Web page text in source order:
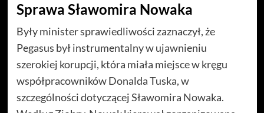
Sprawa Sławomira Nowaka
Były minister sprawiedliwości zaznaczył, że
Pegasus był instrumentalny w ujawnieniu
szerokiej korupcji, która miała miejsce w kręgu
współpracowników Donalda Tuska, w
szczególności dotyczącej Sławomira Nowaka.